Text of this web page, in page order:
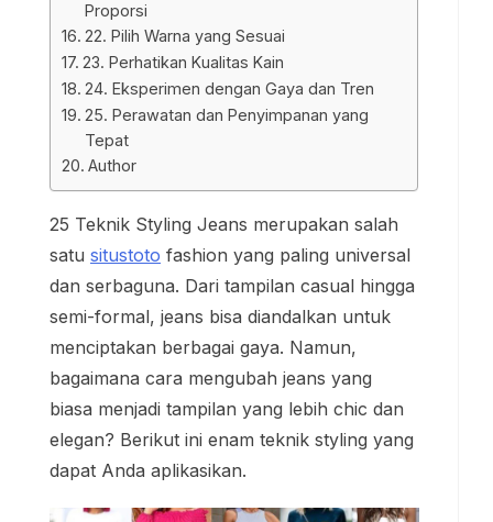
Proporsi
22. Pilih Warna yang Sesuai
23. Perhatikan Kualitas Kain
24. Eksperimen dengan Gaya dan Tren
25. Perawatan dan Penyimpanan yang
Tepat
Author
25 Teknik Styling Jeans merupakan salah
satu situstoto fashion yang paling universal
dan serbaguna. Dari tampilan casual hingga
semi-formal, jeans bisa diandalkan untuk
menciptakan berbagai gaya. Namun,
bagaimana cara mengubah jeans yang
biasa menjadi tampilan yang lebih chic dan
elegan? Berikut ini enam teknik styling yang
dapat Anda aplikasikan.